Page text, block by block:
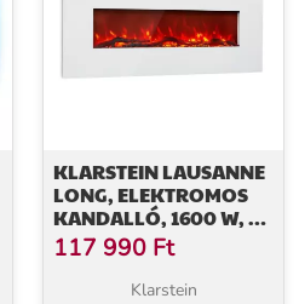
KLARSTEIN LAUSANNE
LONG, ELEKTROMOS
KANDALLÓ, 1600 W, 2
FŰTÉSI FOKOZAT, 128
CM
117 990 Ft
Klarstein